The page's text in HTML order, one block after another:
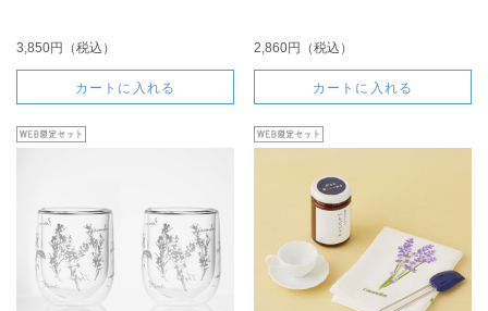
3,850円（税込）
カートに入れる
2,860円（税込）
カートに入れる